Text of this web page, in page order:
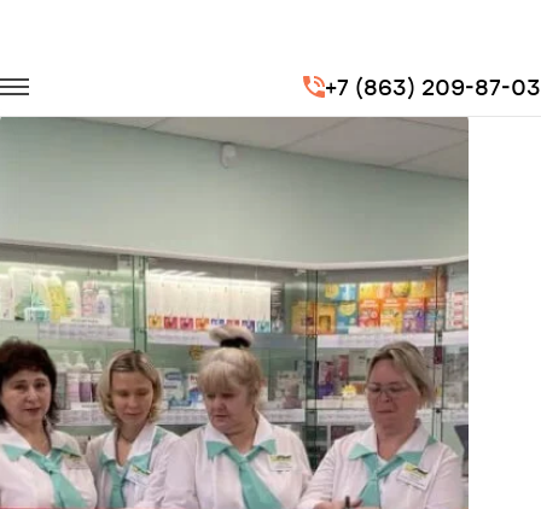
+7 (863) 209-87-03
Корпоративные перевозки
Корпоратив компании "Живика" (сеть аптек)